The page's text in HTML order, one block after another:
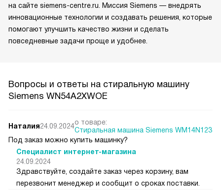
на сайте siemens-centre.ru. Миссия Siemens — внедрять
инновационные технологии и создавать решения, которые
помогают улучшить качество жизни и сделать
повседневные задачи проще и удобнее.
Вопросы и ответы на стиральную машину
Siemens WN54A2XWOE
Наталия24.09.2024о товаре:
Стиральная машина Siemens WM14N123
Под заказ можно купить машинку?
Специалист интернет-магазина
24.09.2024
Здравствуйте, создайте заказ через корзину, вам
перезвонит менеджер и сообщит о сроках поставки.